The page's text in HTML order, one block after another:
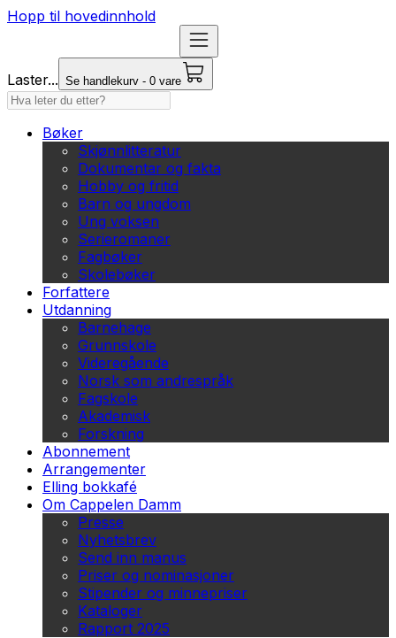
Hopp til hovedinnhold
Laster... Se handlekurv - 0 vare
Bøker
Skjønnlitteratur
Dokumentar og fakta
Hobby og fritid
Barn og ungdom
Ung voksen
Serieromaner
Fagbøker
Skolebøker
Forfattere
Utdanning
Barnehage
Grunnskole
Videregående
Norsk som andrespråk
Fagskole
Akademisk
Forskning
Abonnement
Arrangementer
Elling bokkafé
Om Cappelen Damm
Presse
Nyhetsbrev
Send inn manus
Priser og nominasjoner
Stipender og minnepriser
Kataloger
Rapport 2025